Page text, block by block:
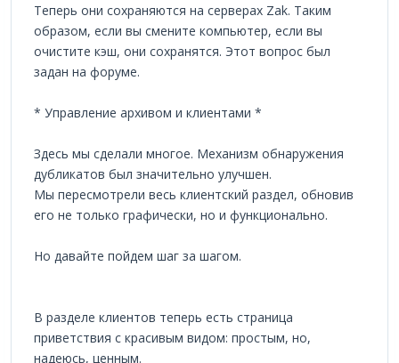
Теперь они сохраняются на серверах Zak. Таким
образом, если вы смените компьютер, если вы
очистите кэш, они сохранятся. Этот вопрос был
задан на форуме.
* Управление архивом и клиентами *
Здесь мы сделали многое. Механизм обнаружения
дубликатов был значительно улучшен.
Мы пересмотрели весь клиентский раздел, обновив
его не только графически, но и функционально.
Но давайте пойдем шаг за шагом.
В разделе клиентов теперь есть страница
приветствия с красивым видом: простым, но,
надеюсь, ценным.